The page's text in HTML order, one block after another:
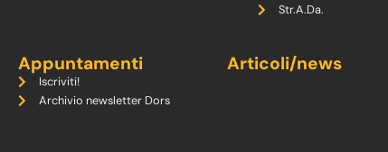
Str.A.Da.
Appuntamenti
Iscriviti!
Archivio newsletter Dors
Articoli/news